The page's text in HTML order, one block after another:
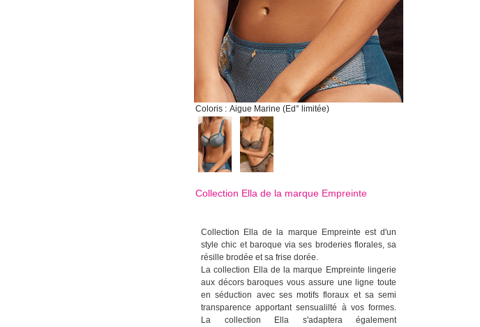
Coloris : Aigue Marine (Ed° limitée)
Collection Ella de la marque Empreinte
Collection Ella de la marque Empreinte est d'un
style chic et baroque via ses broderies florales, sa
résille brodée et sa frise dorée.
La collection Ella de la marque Empreinte lingerie
aux décors baroques vous assure une ligne toute
en séduction avec ses motifs floraux et sa semi
transparence apportant sensualilté à vos formes.
La collection Ella s'adaptera également